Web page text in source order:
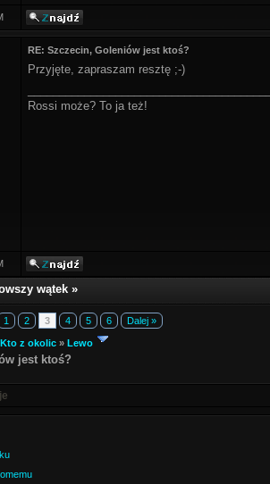
RE: Szczecin, Goleniów jest ktoś?
Przyjęte, zapraszam resztę ;-)
Rossi może? To ja też!
wątek »
1 2 3 4 5 6 Dalej »
Kto z okolic » Lewo
jest ktoś?